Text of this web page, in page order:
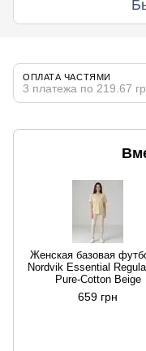
ОПЛАТА ЧАСТЯМИ
3 платежа по 219.67
Женская базовая
Nordvik Essential
Pure-Cotton Beige
659 грн